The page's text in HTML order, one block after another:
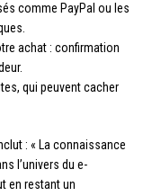
comme PayPal ou les
achat : confirmation
qui peuvent cacher
: « La connaissance
l’univers du e-
en restant un